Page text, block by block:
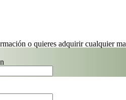
o quieres adquirir cualquier